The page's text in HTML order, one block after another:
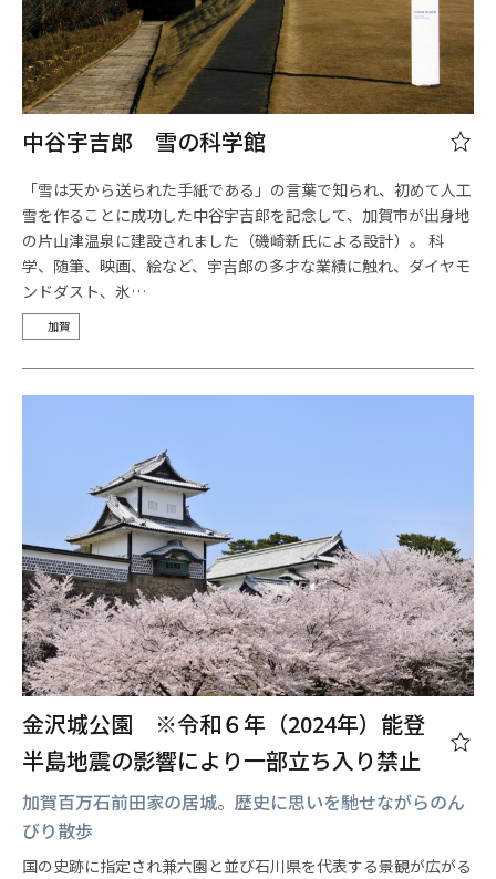
中谷宇吉郎 雪の科学館
「雪は天から送られた手紙である」の言葉で知られ、初めて人工
雪を作ることに成功した中谷宇吉郎を記念して、加賀市が出身地
の片山津温泉に建設されました（磯崎新氏による設計）。 科
学、随筆、映画、絵など、宇吉郎の多才な業績に触れ、ダイヤモ
ンドダスト、氷…
加賀
金沢城公園 ※令和６年（2024年）能登
半島地震の影響により一部立ち入り禁止
加賀百万石前田家の居城。歴史に思いを馳せながらのん
びり散歩
国の史跡に指定され兼六園と並び石川県を代表する景観が広がる